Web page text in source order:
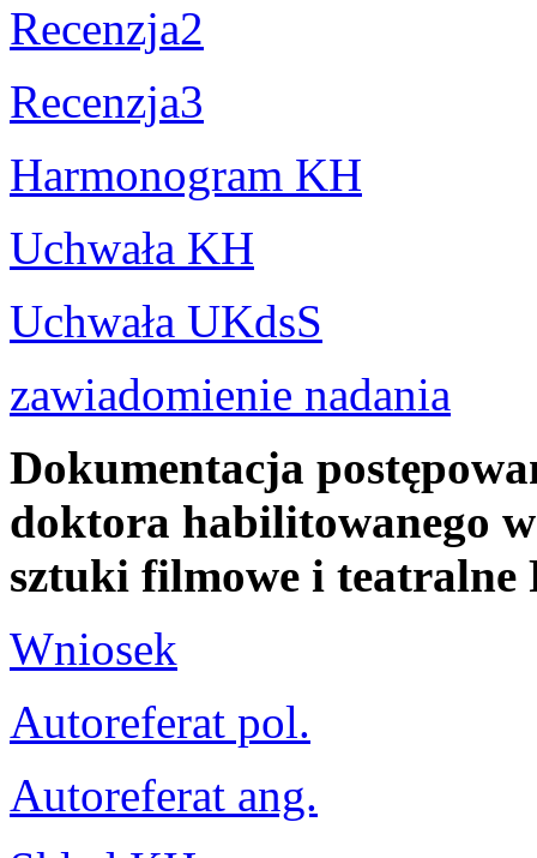
Recenzja2
Recenzja3
Harmonogram KH
Uchwała KH
Uchwała UKdsS
zawiadomienie nadania
Dokumentacja
doktora habilitowanego
sztuki filmowe i teatralne
Wniosek
Autoreferat pol.
Autoreferat ang.